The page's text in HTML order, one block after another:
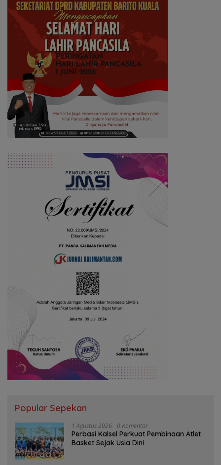
Popular Sepekan
1 Agustus 2026 0 Komentar
Perbasi Kalsel Perkuat Pembinaan Atlet
Basket Sejak Usia Dini